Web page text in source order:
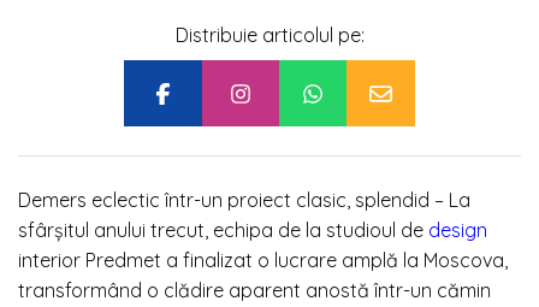
Distribuie articolul pe:
Demers eclectic într-un proiect clasic, splendid – La
sfârșitul anului trecut, echipa de la studioul de design
interior Predmet a finalizat o lucrare amplă la Moscova,
transformând o clădire aparent anostă într-un cămin